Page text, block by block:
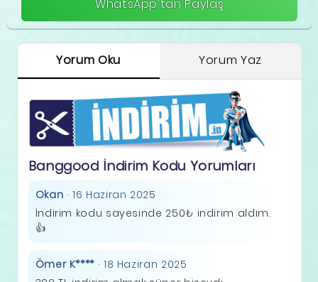
WhatsApp'tan Paylaş
Yorum Oku Yorum Yaz
Banggood İndirim Kodu Yorumları
Okan · 16 Haziran 2025
İndirim kodu sayesinde 250₺ indirim aldım.
👍
Ömer K**** · 18 Haziran 2025